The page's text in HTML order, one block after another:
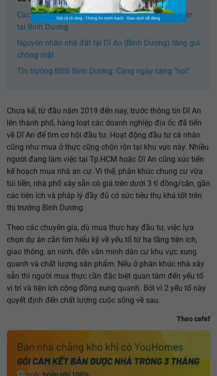
Các nhà đầu tư ''đổ xô'' vào thị trường bất động sản
tại Bình Dương
Nguyên nhân nhà đất tại Dĩ An (Bình Dương) tăng giá
chóng mặt
Thị trường BĐS Bình Dương: Càng ngày càng "hot"
Chưa kể, từ đầu năm 2019 đến nay, trước thông tin Dĩ An
lên thành phố, hàng loạt các doanh nghiệp địa ốc đã tiến
về Dĩ An để tìm cơ hội đầu tư. Hoạt động đầu tư cá nhân
cũng như mua ở thực cũng chộn rộn tại khu vực này. Nhiều
người đang làm việc tại Tp.HCM hoặc Dĩ An cũng xúc tiến
kế hoạch mua nhà an cư. Vì thế, phân khúc chung cư vừa
túi tiền, nhà phố xây sẵn có giá trên dưới 3 tỉ đồng/căn, gần
các tiện ích và pháp lý đầy đủ có sức tiêu thụ khá tốt trên
thị trường Bình Dương.
Theo các chuyên gia, dù mua thực hay đầu tư, việc lựa
chọn dự án cần tìm hiểu kỹ về yếu tố từ hạ tầng tiện ích,
giao thông, an ninh, đến văn minh dân cư khu vực xung
quanh và chất lượng sản phẩm. Nếu ở phân khúc nhà xây
sẵn thì người mua thực cần đặc biệt quan tâm đến yếu tố
vị trí và tiện ích cộng đồng xung quanh. Bởi vì 2 yếu tố này
quyết định đến chất lượng cuộc sống về sau.
Theo cafef